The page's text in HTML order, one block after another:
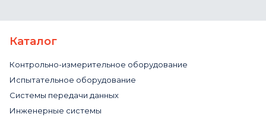
Каталог
Контрольно-измерительное оборудование
Испытательное оборудование
Системы передачи данных
Инженерные системы